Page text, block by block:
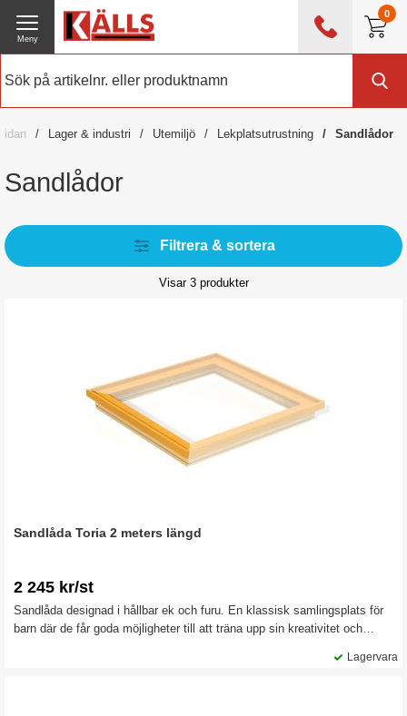
0
0476 - 214 80
Meny
Lager & industri Utemiljö Lekplatsutrustning Sandlådor
Sandlådor
Filtrera & sortera
Visar 3produkter
Sandlåda Toria 2 meters längd
2 245 kr/st
Sandlåda designad i hållbar ek och furu. En klassisk samlingsplats för
barn där de får goda möjligheter till att träna upp sin kreativitet och
perfekt för dagis, förskolor och lekplatser. Säljs i 2 meters längd, vilket
Lagervara